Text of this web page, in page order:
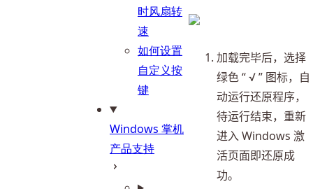
时风扇转
速
如何设置
自定义按
键
Windows 掌机
产品支持
加载完毕后，选择
绿色 “ √ ” 图标，自
动运行还原程序，
待运行结束，重新
进入 Windows 激
活页面即还原成
功。